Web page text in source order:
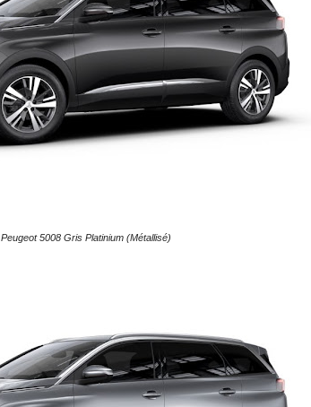
Peugeot 5008 Gris Platinium (Métallisé)